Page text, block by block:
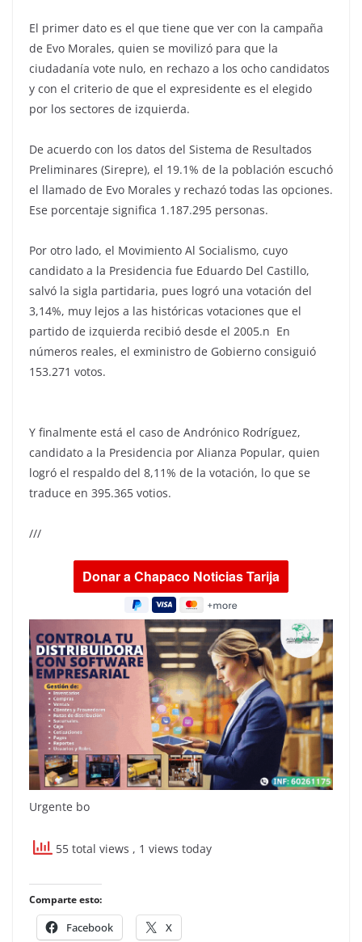
El primer dato es el que tiene que ver con la campaña
de Evo Morales, quien se movilizó para que la
ciudadanía vote nulo, en rechazo a los ocho candidatos
y con el criterio de que el expresidente es el elegido
por los sectores de izquierda.
De acuerdo con los datos del Sistema de Resultados
Preliminares (Sirepre), el 19.1% de la población escuchó
el llamado de Evo Morales y rechazó todas las opciones.
Ese porcentaje significa 1.187.295 personas.
Por otro lado, el Movimiento Al Socialismo, cuyo
candidato a la Presidencia fue Eduardo Del Castillo,
salvó la sigla partidaria, pues logró una votación del
3,14%, muy lejos a las históricas votaciones que el
partido de izquierda recibió desde el 2005.n En
números reales, el exministro de Gobierno consiguió
153.271 votos.
Y finalmente está el caso de Andrónico Rodríguez,
candidato a la Presidencia por Alianza Popular, quien
logró el respaldo del 8,11% de la votación, lo que se
traduce en 395.365 votios.
///
Urgente bo
55 total views , 1 views today
Comparte esto:
Facebook X